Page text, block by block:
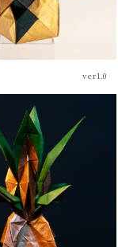
ver1.0